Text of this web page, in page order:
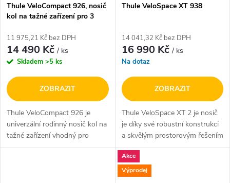
Thule VeloCompact 926, nosič
kol na tažné zařízení pro 3
11 975,21 Kč bez DPH
14 490 Kč/ ks
Skladem >5 ks
ZOBRAZIT
Thule VeloCompact 926 je
univerzální rodinný nosič kol na
tažné zařízení vhodný pro
převoz trekkových, horských,
Thule VeloSpace XT 938
14 041,32 Kč bez DPH
16 990 Kč/ ks
Na dotaz
ZOBRAZIT
Thule VeloSpace XT 2 je nosič
je díky své robustní konstrukci
a skvělým prostorovým řešením
pro uchycení kol, oblíbený nosič
pro převoz elektrokol a běžných
kol. V základu je...
Akce
Výprodej